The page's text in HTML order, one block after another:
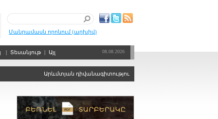
Մանրամասն որոնում (արխիվ)
| Տեսանյութ | Այլ 08.08.2026
Արևմտյան դիվանագիտությունը, որպես քաղաքական